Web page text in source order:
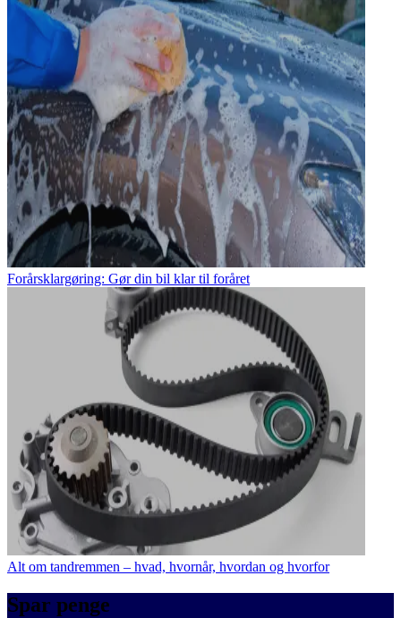
Forårsklargøring: Gør din bil klar til foråret
Alt om tandremmen – hvad, hvornår, hvordan og hvorfor
Spar penge